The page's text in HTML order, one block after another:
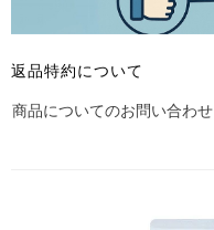
返品特約について
商品についてのお問い合わせ